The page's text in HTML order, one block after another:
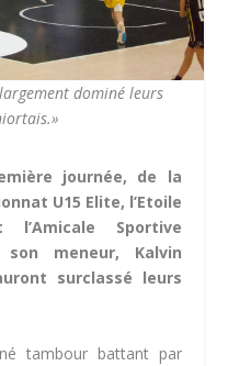
dominé leurs
journée, de la
U15 Elite, l’Etoile
Sportive
meneur, Kalvin
surclassé leurs
tambour battant par